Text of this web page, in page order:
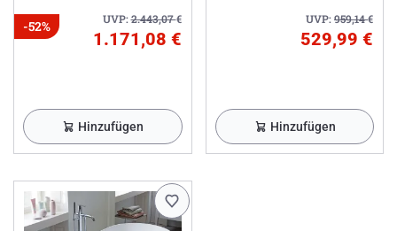
UVP:2.443,07€
-52%
1.171,08 €
Hinzufügen
UVP:959,14€
529,99 €
Hinzufügen